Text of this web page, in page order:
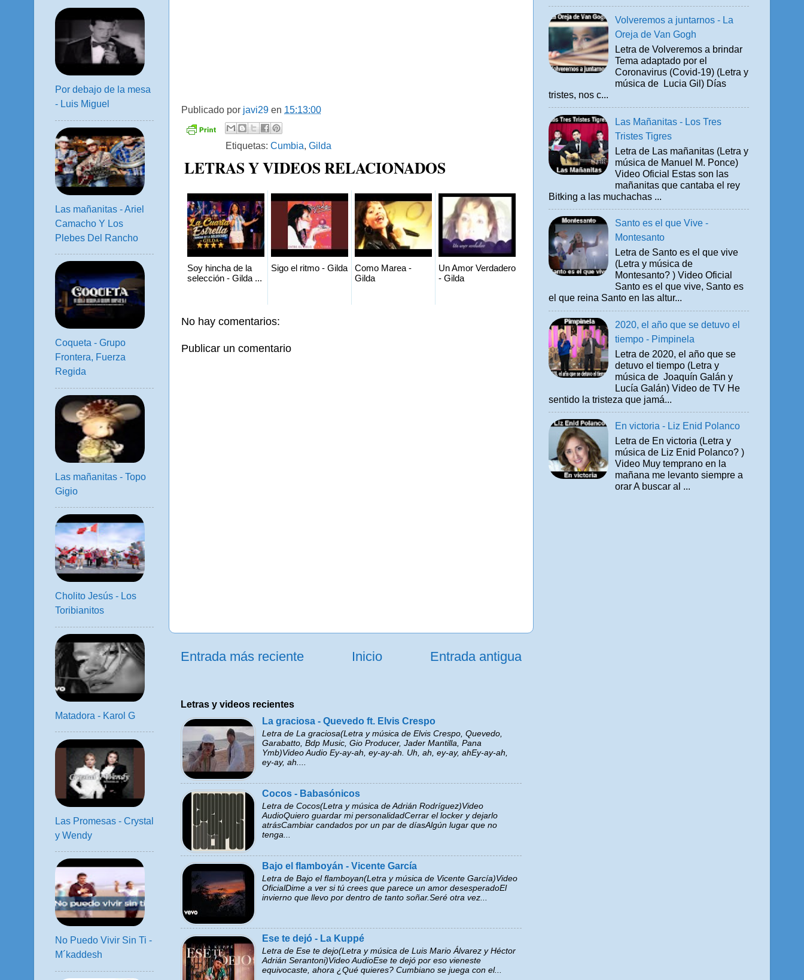
Publicado por javi29 en 15:13:00
Etiquetas: Cumbia, Gilda
LETRAS Y VIDEOS RELACIONADOS
Soy hincha de la
selección - Gilda ...
Sigo el ritmo - Gilda
Como Marea -
Gilda
Un Amor Verdadero
- Gilda
No hay comentarios:
Publicar un comentario
Entrada más reciente Entrada antigua
Inicio
Letras y videos recientes
La graciosa - Quevedo ft. Elvis Crespo
Letra de La graciosa(Letra y música de Elvis Crespo, Quevedo,
Garabatto, Bdp Music, Gio Producer, Jader Mantilla, Pana
Ymb)Video Audio Ey-ay-ah, ey-ay-ah. Uh, ah, ey-ay, ahEy-ay-ah,
ey-ay, ah....
Cocos - Babasónicos
Letra de Cocos(Letra y música de Adrián Rodríguez)Video
AudioQuiero guardar mi personalidadCerrar el locker y dejarlo
atrásCambiar candados por un par de díasAlgún lugar que no
tenga...
Bajo el flamboyán - Vicente García
Letra de Bajo el flamboyan(Letra y música de Vicente García)Video
OficialDime a ver si tú crees que parece un amor desesperadoEl
invierno que llevo por dentro de tanto soñar.Seré otra vez...
Ese te dejó - La Kuppé
Letra de Ese te dejo(Letra y música de Luis Mario Álvarez y Héctor
Adrián Serantoni)Video AudioEse te dejó por eso vieneste
equivocaste, ahora ¿Qué quieres? Cumbiano se juega con el...
Por debajo de la mesa
- Luis Miguel
Las mañanitas - Ariel
Camacho Y Los
Plebes Del Rancho
Coqueta - Grupo
Frontera, Fuerza
Regida
Las mañanitas - Topo
Gigio
Cholito Jesús - Los
Toribianitos
Matadora - Karol G
Las Promesas - Crystal
y Wendy
No Puedo Vivir Sin Ti -
M´kaddesh
Volveremos a juntarnos - La
Oreja de Van Gogh
Letra de Volveremos a brindar
Tema adaptado por el
Coronavirus (Covid-19) (Letra y
música de Lucia Gil) Días
tristes, nos c...
Las Mañanitas - Los Tres
Tristes Tigres
Letra de Las mañanitas (Letra y
música de Manuel M. Ponce)
Video Oficial Estas son las
mañanitas que cantaba el rey
Bitking a las muchachas ...
Santo es el que Vive -
Montesanto
Letra de Santo es el que vive
(Letra y música de
Montesanto? ) Video Oficial
Santo es el que vive, Santo es
el que reina Santo en las altur...
2020, el año que se detuvo el
tiempo - Pimpinela
Letra de 2020, el año que se
detuvo el tiempo (Letra y
música de Joaquín Galán y
Lucía Galán) Video de TV He
sentido la tristeza que jamá...
En victoria - Liz Enid Polanco
Letra de En victoria (Letra y
música de Liz Enid Polanco? )
Video Muy temprano en la
mañana me levanto siempre a
orar A buscar al ...